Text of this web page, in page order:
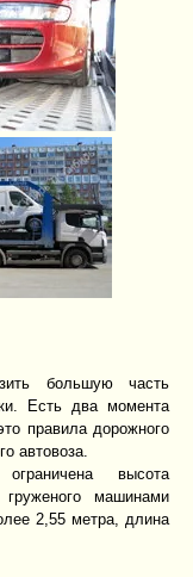
большую часть
Есть два момента
правила дорожного
автовоза.
высота
машинами
2,55 метра, длина